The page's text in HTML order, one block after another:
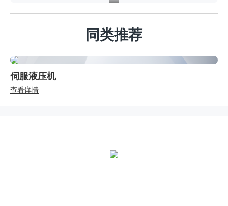
同类推荐
伺服液压机
查看详情